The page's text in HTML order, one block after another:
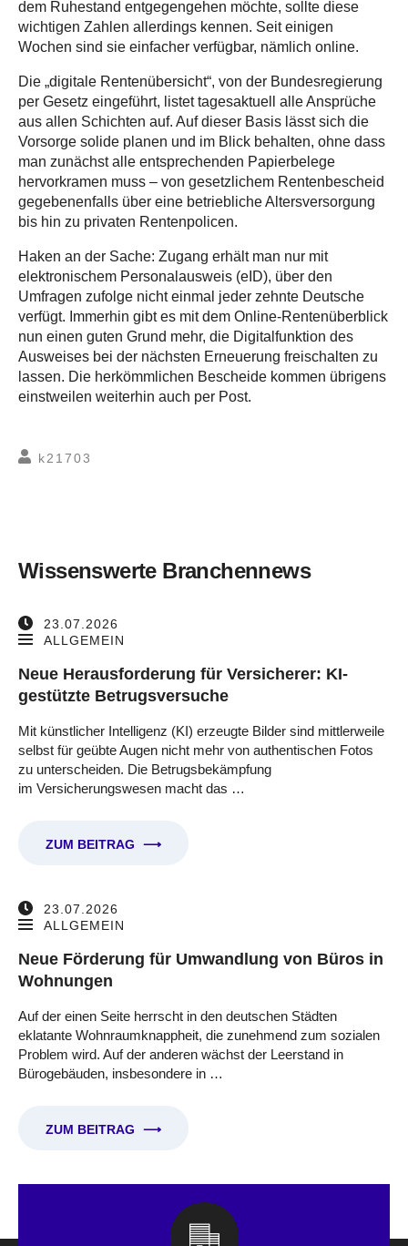
dem Ruhestand entgegengehen möchte, sollte diese
wichtigen Zahlen allerdings kennen. Seit einigen
Wochen sind sie einfacher verfügbar, nämlich online.
Die „digitale Rentenübersicht“, von der Bundesregierung
per Gesetz eingeführt, listet tagesaktuell alle Ansprüche
aus allen Schichten auf. Auf dieser Basis lässt sich die
Vorsorge solide planen und im Blick behalten, ohne dass
man zunächst alle entsprechenden Papierbelege
hervorkramen muss – von gesetzlichem Rentenbescheid
gegebenenfalls über eine betriebliche Altersversorgung
bis hin zu privaten Rentenpolicen.
Haken an der Sache: Zugang erhält man nur mit
elektronischem Personalausweis (eID), über den
Umfragen zufolge nicht einmal jeder zehnte Deutsche
verfügt. Immerhin gibt es mit dem Online-Rentenüberblick
nun einen guten Grund mehr, die Digitalfunktion des
Ausweises bei der nächsten Erneuerung freischalten zu
lassen. Die herkömmlichen Bescheide kommen übrigens
einstweilen weiterhin auch per Post.
k21703
Wissenswerte Branchennews
23.07.2026
ALLGEMEIN
Neue Herausforderung für Versicherer: KI-
gestützte Betrugsversuche
Mit künstlicher Intelligenz (KI) erzeugte Bilder sind mittlerweile
selbst für geübte Augen nicht mehr von authentischen Fotos
zu unterscheiden. Die Betrugsbekämpfung
im Versicherungswesen macht das …
ZUM BEITRAG ⟶
23.07.2026
ALLGEMEIN
Neue Förderung für Umwandlung von Büros in
Wohnungen
Auf der einen Seite herrscht in den deutschen Städten
eklatante Wohnraumknappheit, die zunehmend zum sozialen
Problem wird. Auf der anderen wächst der Leerstand in
Bürogebäuden, insbesondere in …
ZUM BEITRAG ⟶